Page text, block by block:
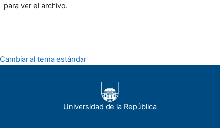
para ver el archivo.
Cambiar al tema estándar
Universidad de la República